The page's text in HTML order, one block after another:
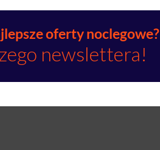
oferty noclegowe?
newslettera!